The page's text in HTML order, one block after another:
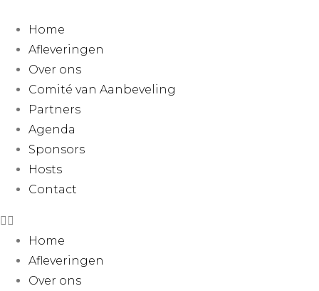
Home
Afleveringen
Over ons
Comité van Aanbeveling
Partners
Agenda
Sponsors
Hosts
Contact
Home
Afleveringen
Over ons